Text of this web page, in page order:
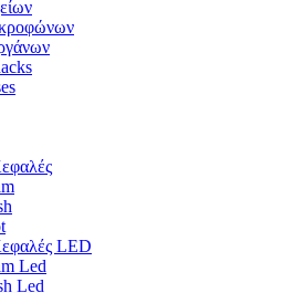
LED
Led
Led